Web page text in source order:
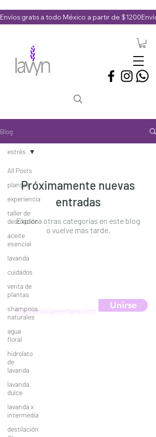
Envíos gratis a todo México a partir de $1200
Blog
All Posts
plantas
experiencia
taller de
destilación
aceite
esencial
lavanda
cuidados
venta de
plantas
shampoos
naturales
agua
floral
hidrolato
de
lavanda
lavanda
dulce
lavanda x
intermedia
destilación
estrés
Próximamente nuevas
entradas
Explora otras categorías en este blog
o vuelve más tarde.
Suscríbete a nuestra newsletter
para obtener un 10% de descuento
Unirse
VERANO: todos los días de 10:00am a
NORMAL: viernes a domingo de 10:00am